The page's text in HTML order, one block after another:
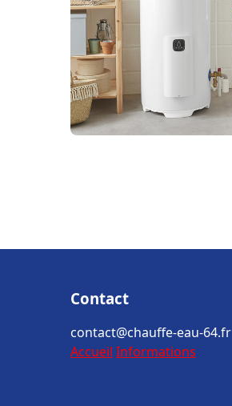
Contact
contact@chauffe-eau-64.fr
Accueil Informations